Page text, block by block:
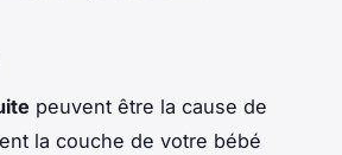
peuvent être la cause de
la couche de votre bébé